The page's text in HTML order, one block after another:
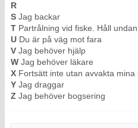
R
S Jag backar
T Partrålning vid fiske. Håll undan
U Du är på väg mot fara
V Jag behöver hjälp
W Jag behöver läkare
X Fortsätt inte utan avvakta mina
Y Jag draggar
Z Jag behöver bogsering